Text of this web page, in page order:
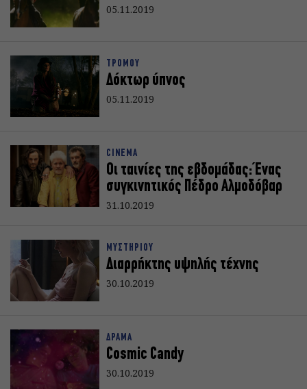
05.11.2019
ΤΡΟΜΟΥ
Δόκτωρ ύπνος
05.11.2019
CINEMA
Οι ταινίες της εβδομάδας: Ένας
συγκινητικός Πέδρο Αλμοδόβαρ
31.10.2019
ΜΥΣΤΗΡΙΟΥ
Διαρρήκτης υψηλής τέχνης
30.10.2019
ΔΡΑΜΑ
Cosmic Candy
30.10.2019